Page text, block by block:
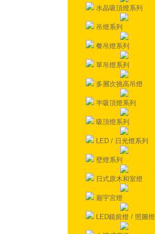
水晶吸頂燈系列
吊燈系列
餐吊燈系列
單吊燈系列
多層次挑高吊燈
半吸頂燈系列
吸頂燈系列
LED / 日光燈系列
壁燈系列
日式原木和室燈
廟宇宮燈
LED鏡前燈 / 照圖燈